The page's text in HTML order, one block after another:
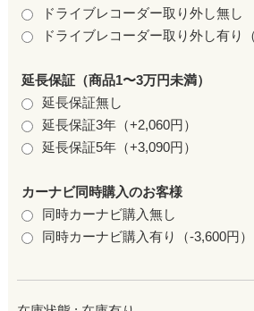
ドライブレコーダー取り外し無し
ドライブレコーダー取り外し有り
延長保証（商品1〜3万円未満）
延長保証無し
延長保証3年（+2,060円）
延長保証5年（+3,090円）
カーナビ同時購入のお客様
同時カーナビ購入無し
同時カーナビ購入有り（-3,600円）